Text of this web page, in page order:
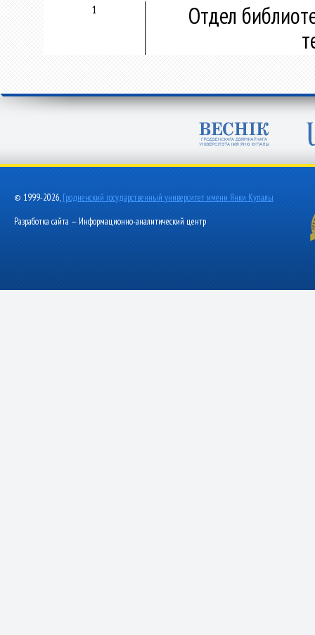
1
Отдел
© 1999-2026, Гродненский государственный университет имени Янки Купалы
Разработка сайта — Информационно-аналитический центр